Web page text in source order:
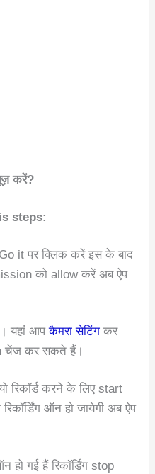
करें?
steps:
it पर क्लिक करें इस के बाद
को allow करें अब ऐप
यहां आपकैमरा सेटिंग कर
चेंज कर सकते हैं।
रिकॉर्ड करने के लिए start
ऑन हो जायेगी अब ऐप
हो गई हैं रिकॉर्डिंग stop